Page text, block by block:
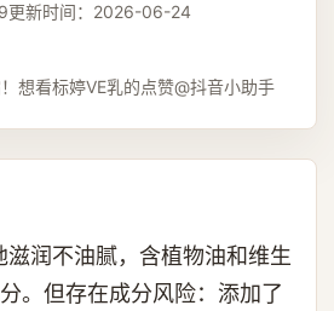
更新时间： 2026-06-24
想看标婷VE乳的点赞@抖音小助手
滋润不油腻，含植物油和维生
。但存在成分风险：添加了